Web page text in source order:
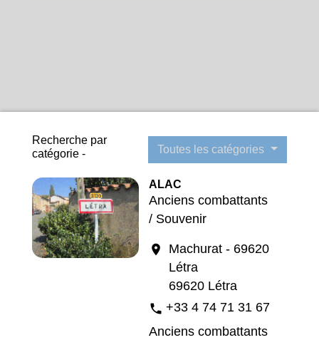
Recherche par
catégorie -
Toutes les catégories
ALAC
Anciens combattants
/ Souvenir
location_on
Machurat - 69620
Létra
69620 Létra
phone +33 4 74 71 31 67
Anciens combattants